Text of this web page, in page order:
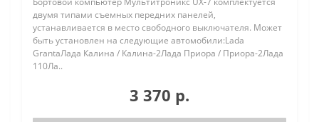
двумя типами съемных передних панелей,
устанавливается в место свободного выключателя. Может
быть установлен на следующие автомобили:Lada
GrantaЛада Калина / Калина-2Лада Приора / Приора-2Лада
110Ла..
3 370 р.